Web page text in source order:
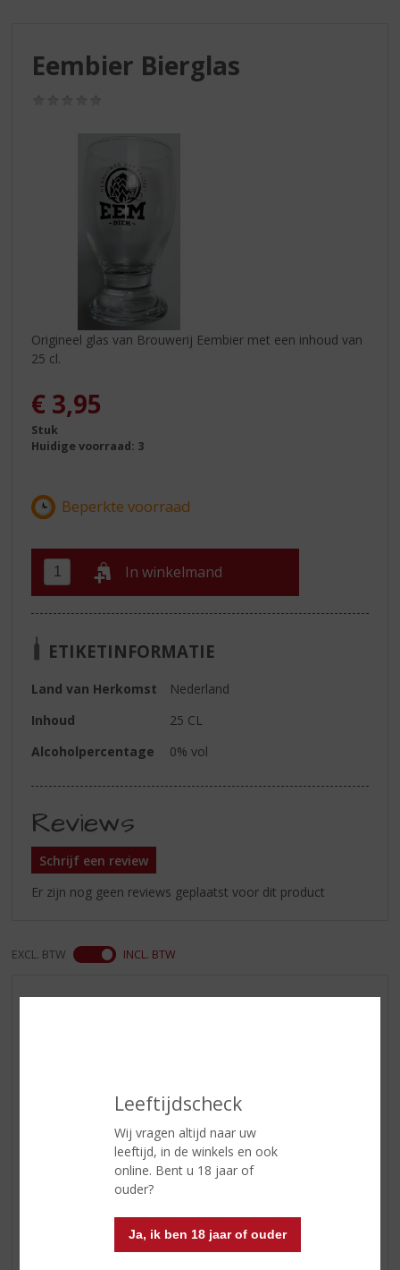
Leeftijdscheck
Wij vragen altijd naar uw
leeftijd, in de winkels en ook
online. Bent u 18 jaar of
ouder?
Ja, ik ben 18 jaar of ouder
Eembier Bierglas
Origineel glas van Brouwerij Eembier met een inhoud van
25 cl.
€ 3,95
Stuk
Huidige voorraad: 3
In winkelmand
ETIKETINFORMATIE
Land van Herkomst
Nederland
Inhoud
25 CL
Alcoholpercentage
0% vol
Reviews
Schrijf een review
Er zijn nog geen reviews geplaatst voor dit product
EXCL. BTW INCL. BTW
BIER VAN DE MAAND
SPIRIT VAN DE MAAND
EXCLUSIEF TOPSLIJTER
HUISSPECIALITEITEN